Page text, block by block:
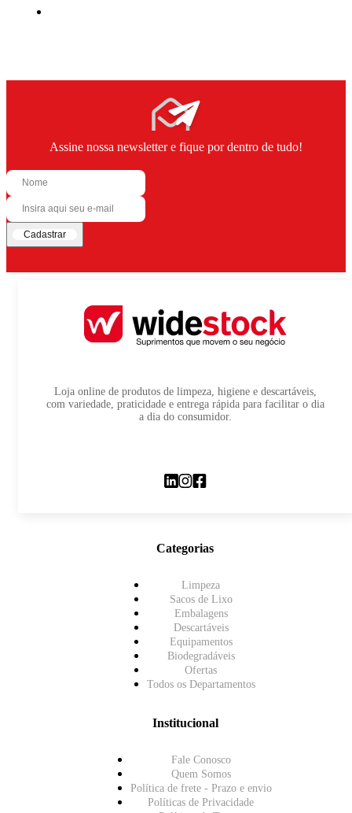
Assine nossa newsletter e fique por dentro de tudo!
Cadastrar
Loja online de produtos de limpeza, higiene e descartáveis,
com variedade, praticidade e entrega rápida para facilitar o dia
a dia do consumidor.
Categorias
Limpeza
Sacos de Lixo
Embalagens
Descartáveis
Equipamentos
Biodegradáveis
Ofertas
Todos os Departamentos
Institucional
Fale Conosco
Quem Somos
Política de frete - Prazo e envio
Políticas de Privacidade